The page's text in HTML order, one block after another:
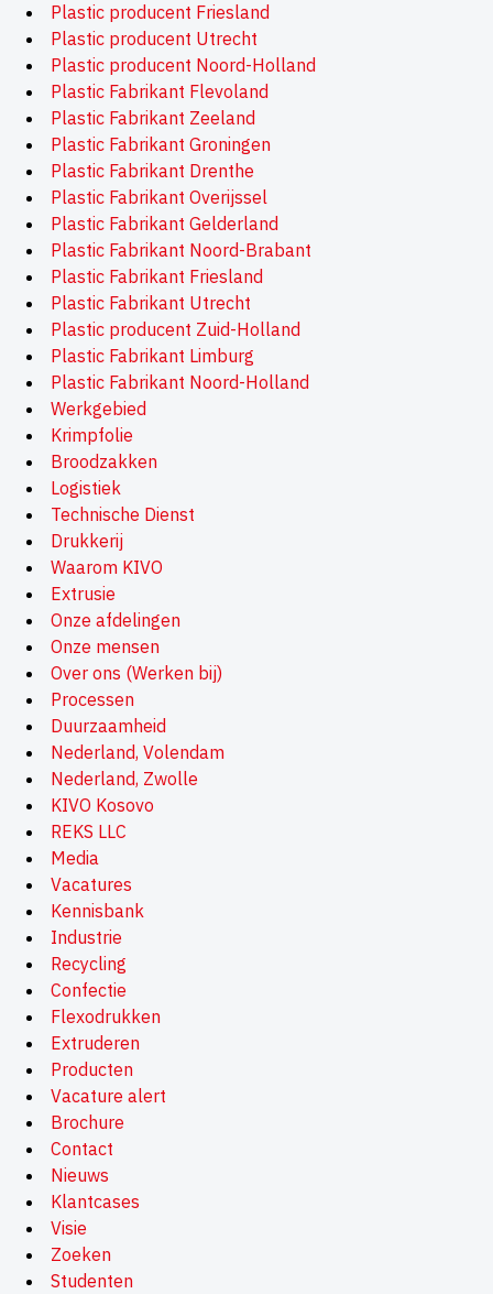
Plastic producent Friesland
Plastic producent Utrecht
Plastic producent Noord-Holland
Plastic Fabrikant Flevoland
Plastic Fabrikant Zeeland
Plastic Fabrikant Groningen
Plastic Fabrikant Drenthe
Plastic Fabrikant Overijssel
Plastic Fabrikant Gelderland
Plastic Fabrikant Noord-Brabant
Plastic Fabrikant Friesland
Plastic Fabrikant Utrecht
Plastic producent Zuid-Holland
Plastic Fabrikant Limburg
Plastic Fabrikant Noord-Holland
Werkgebied
Krimpfolie
Broodzakken
Logistiek
Technische Dienst
Drukkerij
Waarom KIVO
Extrusie
Onze afdelingen
Onze mensen
Over ons (Werken bij)
Processen
Duurzaamheid
Nederland, Volendam
Nederland, Zwolle
KIVO Kosovo
REKS LLC
Media
Vacatures
Kennisbank
Industrie
Recycling
Confectie
Flexodrukken
Extruderen
Producten
Vacature alert
Brochure
Contact
Nieuws
Klantcases
Visie
Zoeken
Studenten